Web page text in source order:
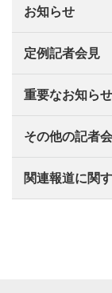
お知らせ
定例記者会見
重要なお知らせ
その他の記者
関連報道に関